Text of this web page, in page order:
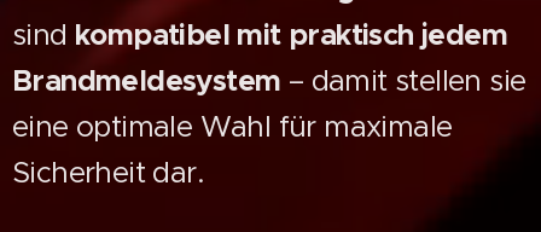
sind kompatibel mit praktisch jedem
Brandmeldesystem – damit stellen sie
eine optimale Wahl für maximale
Sicherheit dar.